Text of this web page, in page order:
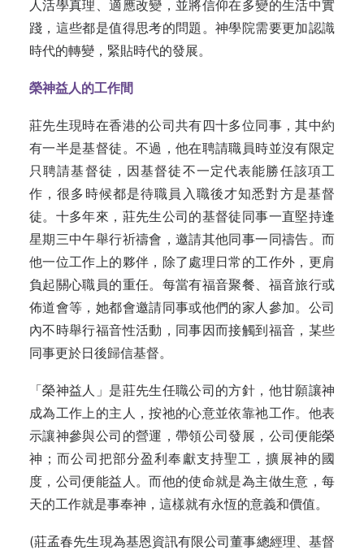
人活學真理、適應改變，並將信仰在多變的生活中實
踐，這些都是值得思考的問題。神學院需要更加認識
時代的轉變，緊貼時代的發展。
榮神益人的工作間
莊先生現時在香港的公司共有四十多位同事，其中約
有一半是基督徒。不過，他在聘請職員時並沒有限定
只聘請基督徒，因基督徒不一定代表能勝任該項工
作，很多時候都是待職員入職後才知悉對方是基督
徒。十多年來，莊先生公司的基督徒同事一直堅持逢
星期三中午舉行祈禱會，邀請其他同事一同禱告。而
他一位工作上的夥伴，除了處理日常的工作外，更肩
負起關心職員的重任。每當有福音聚餐、福音旅行或
佈道會等，她都會邀請同事或他們的家人參加。公司
內不時舉行福音性活動，同事因而接觸到福音，某些
同事更於日後歸信基督。
「榮神益人」是莊先生任職公司的方針，他甘願讓神
成為工作上的主人，按祂的心意並依靠祂工作。他表
示讓神參與公司的營運，帶領公司發展，公司便能榮
神；而公司把部分盈利奉獻支持聖工，擴展神的國
度，公司便能益人。而他的使命就是為主做生意，每
天的工作就是事奉神，這樣就有永恆的意義和價值。
(莊孟春先生現為基恩資訊有限公司董事總經理、基督